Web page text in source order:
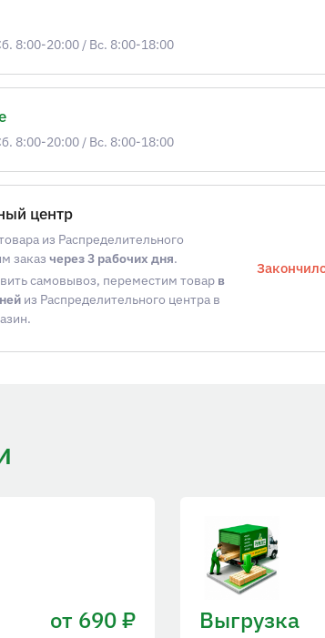
8:00-20:00 / Вс. 8:00-18:00
8:00-20:00 / Вс. 8:00-18:00
центр
из Распределительного
заказ через 3 рабочих дня.
самовывоз, переместим товар в
из Распределительного центра в
от 690 ₽ Выгрузка